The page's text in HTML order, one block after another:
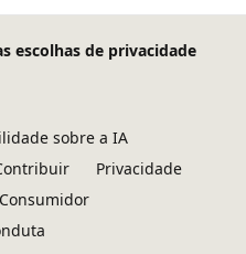
escolhas de privacidade
sobre a IA
Privacidade